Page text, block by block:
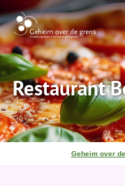
Restaurant
J
Geheim over